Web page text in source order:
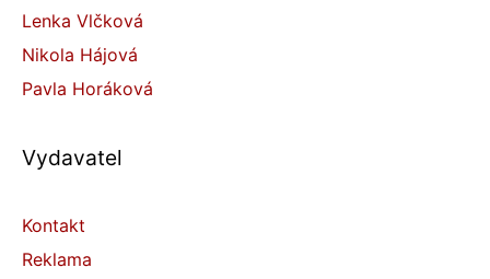
Lenka Vlčková
Nikola Hájová
Pavla Horáková
Vydavatel
Kontakt
Reklama